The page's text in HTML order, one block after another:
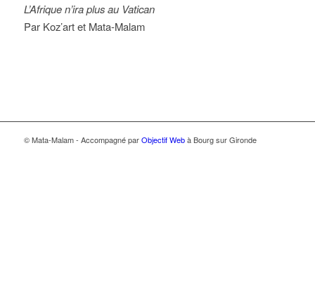
L’Afrique n’ira plus au Vatican
Par Koz’art et Mata-Malam
© Mata-Malam - Accompagné parObjectif Webà Bourg sur Gironde